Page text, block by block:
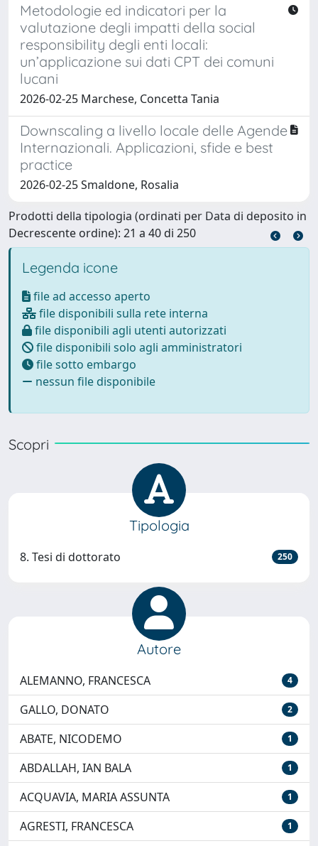
Metodologie ed indicatori per la
valutazione degli impatti della social
responsibility degli enti locali:
un’applicazione sui dati CPT dei comuni
lucani
2026-02-25 Marchese, Concetta Tania
Downscaling a livello locale delle Agende
Internazionali. Applicazioni, sfide e best
practice
2026-02-25 Smaldone, Rosalia
Prodotti della tipologia (ordinati per Data di deposito in
Decrescente ordine): 21 a 40 di 250
Legenda icone
file ad accesso aperto
file disponibili sulla rete interna
file disponibili agli utenti autorizzati
file disponibili solo agli amministratori
file sotto embargo
nessun file disponibile
Scopri
Tipologia
8. Tesi di dottorato 250
Autore
ALEMANNO, FRANCESCA 4
GALLO, DONATO 2
ABATE, NICODEMO 1
ABDALLAH, IAN BALA 1
ACQUAVIA, MARIA ASSUNTA 1
AGRESTI, FRANCESCA 1